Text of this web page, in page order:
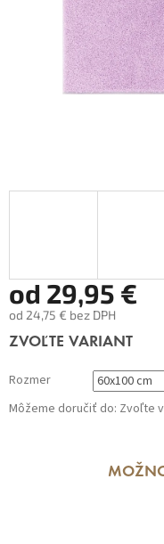
od 29,95 €
od 24,75 € bez DPH
Jednotková
ZVOĽTE VARIANT
Rozmer
Môžeme doručiť do: Zvoľte